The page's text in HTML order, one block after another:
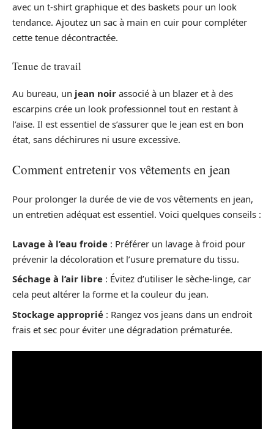
avec un t-shirt graphique et des baskets pour un look
tendance. Ajoutez un sac à main en cuir pour compléter
cette tenue décontractée.
Tenue de travail
Au bureau, un jean noir associé à un blazer et à des
escarpins crée un look professionnel tout en restant à
l’aise. Il est essentiel de s’assurer que le jean est en bon
état, sans déchirures ni usure excessive.
Comment entretenir vos vêtements en jean
Pour prolonger la durée de vie de vos vêtements en jean,
un entretien adéquat est essentiel. Voici quelques conseils :
Lavage à l’eau froide : Préférer un lavage à froid pour
prévenir la décoloration et l’usure premature du tissu.
Séchage à l’air libre : Évitez d’utiliser le sèche-linge, car
cela peut altérer la forme et la couleur du jean.
Stockage approprié : Rangez vos jeans dans un endroit
frais et sec pour éviter une dégradation prématurée.